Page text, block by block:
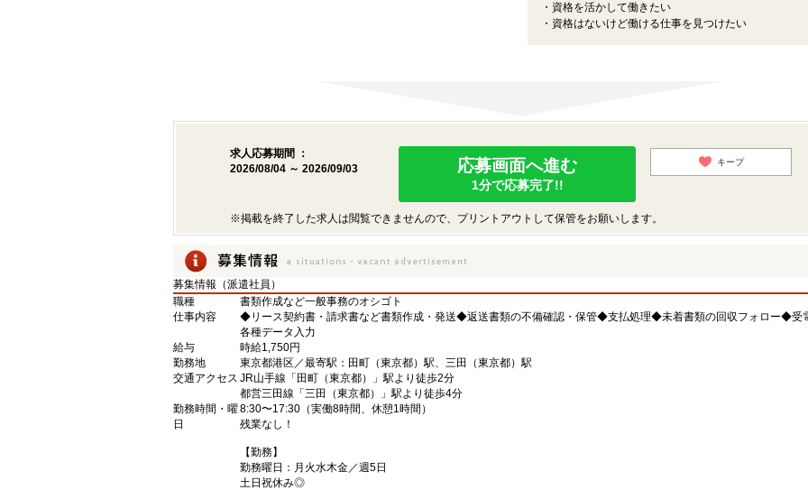
・資格を活かして働きたい
・資格はないけど働ける仕事を見つけたい
求人応募期間 ：
2026/08/04 ～ 2026/09/03
応募画面へ進む
1分で応募完了!!
キープ
※掲載を終了した求人は閲覧できませんので、プリントアウトして保管をお願いします。
募集情報（派遣社員）
職種
書類作成など一般事務のオシゴト
仕事内容
◆リース契約書・請求書など書類作成・発送◆返送書類の不備確認・保管◆支払処理◆未着書類の回収フォロー◆受
各種データ入力
給与
時給1,750円
勤務地
東京都港区／最寄駅：田町（東京都）駅、三田（東京都）駅
交通アクセス JR山手線「田町（東京都）」駅より徒歩2分
都営三田線「三田（東京都）」駅より徒歩4分
勤務時間・曜
日
8:30〜17:30（実働8時間、休憩1時間）
残業なし！
【勤務】
勤務曜日：月火水木金／週5日
土日祝休み◎